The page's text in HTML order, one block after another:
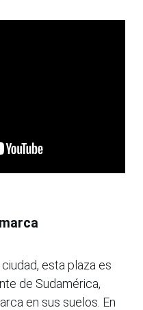
esta plaza es
de Sudamérica,
en sus suelos. En